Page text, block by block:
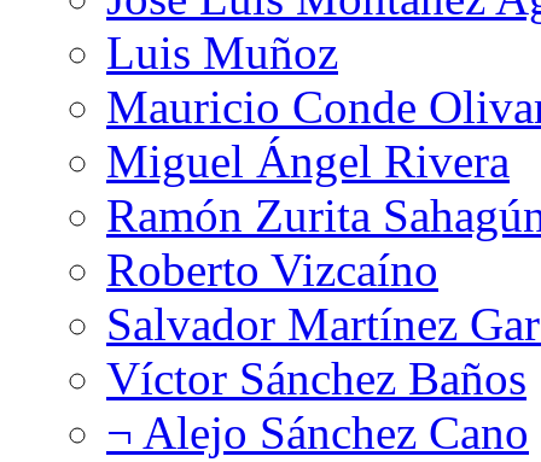
Luis Muñoz
Mauricio Conde
Miguel Ángel Rivera
Ramón Zurita
Roberto Vizcaíno
Salvador Martínez
Víctor Sánchez Baños
¬ Alejo Sánchez Cano